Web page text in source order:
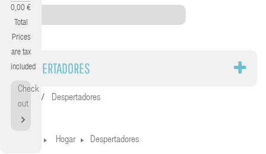
0,00 €
Total
Prices
are tax
included
Check
out
Category
DESPERTADORES
Home Despertadores
Hogar Despertadores